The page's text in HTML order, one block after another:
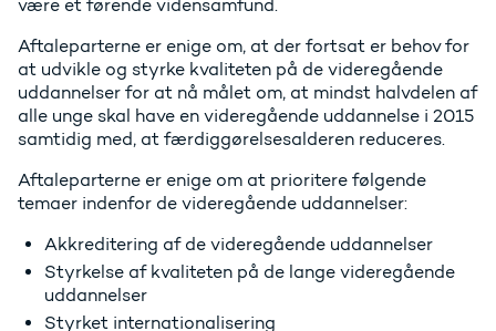
være et førende vidensamfund.
Aftaleparterne er enige om, at der fortsat er behov for
at udvikle og styrke kvaliteten på de videregående
uddannelser for at nå målet om, at mindst halvdelen af
alle unge skal have en videregående uddannelse i 2015
samtidig med, at færdiggørelsesalderen reduceres.
Aftaleparterne er enige om at prioritere følgende
temaer indenfor de videregående uddannelser:
Akkreditering af de videregående uddannelser
Styrkelse af kvaliteten på de lange videregående
uddannelser
Styrket internationalisering